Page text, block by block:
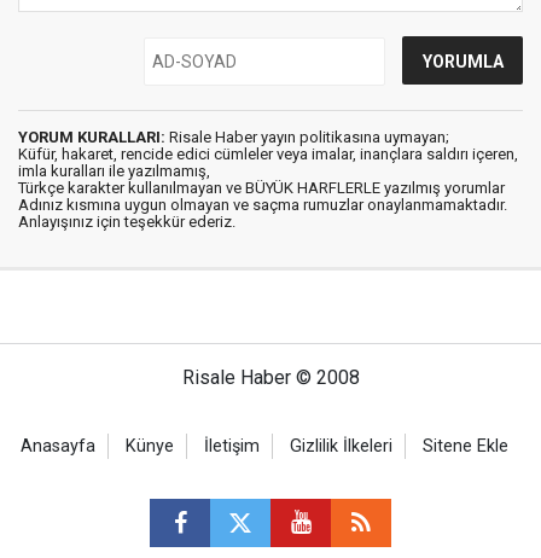
YORUM KURALLARI: Risale Haber yayın politikasına uymayan;
Küfür, hakaret, rencide edici cümleler veya imalar, inançlara saldırı içeren,
imla kuralları ile yazılmamış,
Türkçe karakter kullanılmayan ve BÜYÜK HARFLERLE yazılmış yorumlar
Adınız kısmına uygun olmayan ve saçma rumuzlar onaylanmamaktadır.
Anlayışınız için teşekkür ederiz.
Risale Haber © 2008
Anasayfa Künye İletişim Gizlilik İlkeleri Sitene Ekle